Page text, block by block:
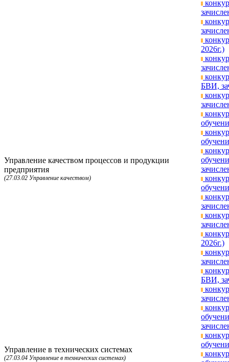
2026г.)
Управление качеством процессов и продукции
предприятия
(27.03.02 Управление качеством)
БВИ,
2026г.)
Управление в технических системах
(27.03.04 Управление в технических системах)
БВИ,